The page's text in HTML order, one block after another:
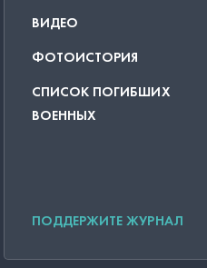
ВИДЕО
ФОТОИСТОРИЯ
СПИСОК ПОГИБШИХ
ВОЕННЫХ
ПОДДЕРЖИТЕ ЖУРНАЛ